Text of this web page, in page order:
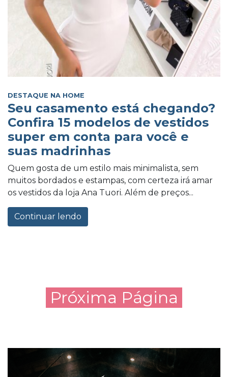
DESTAQUE NA HOME
Seu casamento está chegando?
Confira 15 modelos de vestidos
super em conta para você e
suas madrinhas
Quem gosta de um estilo mais minimalista, sem
muitos bordados e estampas, com certeza irá amar
os vestidos da loja Ana Tuori. Além de preços...
Continuar lendo
Próxima Página